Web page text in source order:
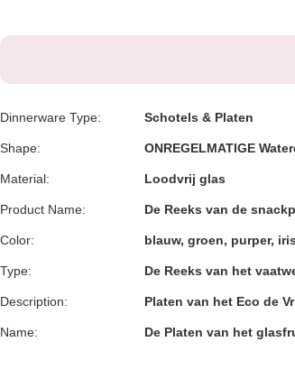
Dinnerware Type: Schotels & Platen
Shape: ONREGELMATIGE
Material: Loodvrij glas
Product Name: De Reeks van de
Color: blauw, groen, purper,
Type: De Reeks van het
Description: Platen van het Eco de
Name: De Platen van het